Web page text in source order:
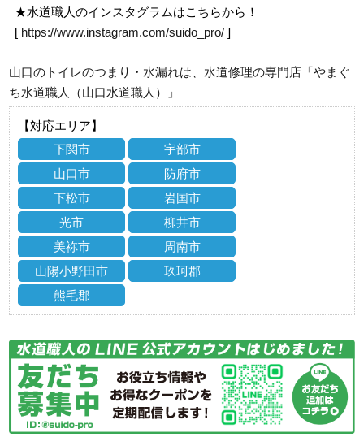
★水道職人のインスタグラムはこちらから！
[ https://www.instagram.com/suido_pro/ ]
山口のトイレのつまり・水漏れは、水道修理の専門店「やまぐ
ち水道職人（山口水道職人）」
【対応エリア】
下関市
宇部市
山口市
防府市
下松市
岩国市
光市
柳井市
美祢市
周南市
山陽小野田市
玖珂郡
熊毛郡